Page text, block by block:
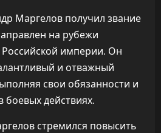
Маргелов получил звание
на рубежи
Российской империи. Он
и отважный
свои обязанности и
боевых действиях.
стремился повысить